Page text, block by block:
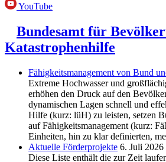
YouTube
Bundesamt für
Katastrophenhilfe
Fähigkeitsmanagement von Bund
Extreme Hochwasser und
erhöhen den Druck auf den
dynamischen Lagen schnell und
Hilfe (kurz: lüH) zu leisten, setzen
auf Fähigkeitsmanagement (kurz:
Einheiten, hin zu klar definierten,
Aktuelle Förderprojekte 6. Juli 2026
Diese Liste enthält die zur Zeit